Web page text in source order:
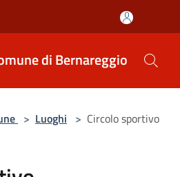
di Bernareggio
> Luoghi > Circolo sportivo